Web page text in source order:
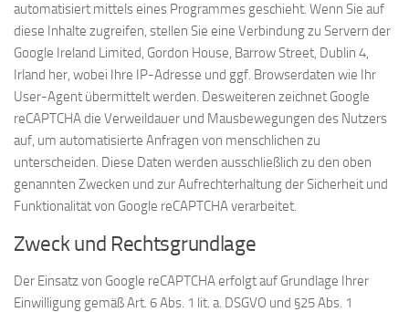
automatisiert mittels eines Programmes geschieht. Wenn Sie auf
diese Inhalte zugreifen, stellen Sie eine Verbindung zu Servern der
Google Ireland Limited, Gordon House, Barrow Street, Dublin 4,
Irland her, wobei Ihre IP-Adresse und ggf. Browserdaten wie Ihr
User-Agent übermittelt werden. Desweiteren zeichnet Google
reCAPTCHA die Verweildauer und Mausbewegungen des Nutzers
auf, um automatisierte Anfragen von menschlichen zu
unterscheiden. Diese Daten werden ausschließlich zu den oben
genannten Zwecken und zur Aufrechterhaltung der Sicherheit und
Funktionalität von Google reCAPTCHA verarbeitet.
Zweck und Rechtsgrundlage
Der Einsatz von Google reCAPTCHA erfolgt auf Grundlage Ihrer
Einwilligung gemäß Art. 6 Abs. 1 lit. a. DSGVO und §25 Abs. 1